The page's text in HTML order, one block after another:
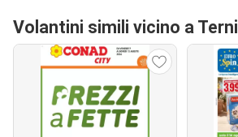
Volantini simili vicino a Terni